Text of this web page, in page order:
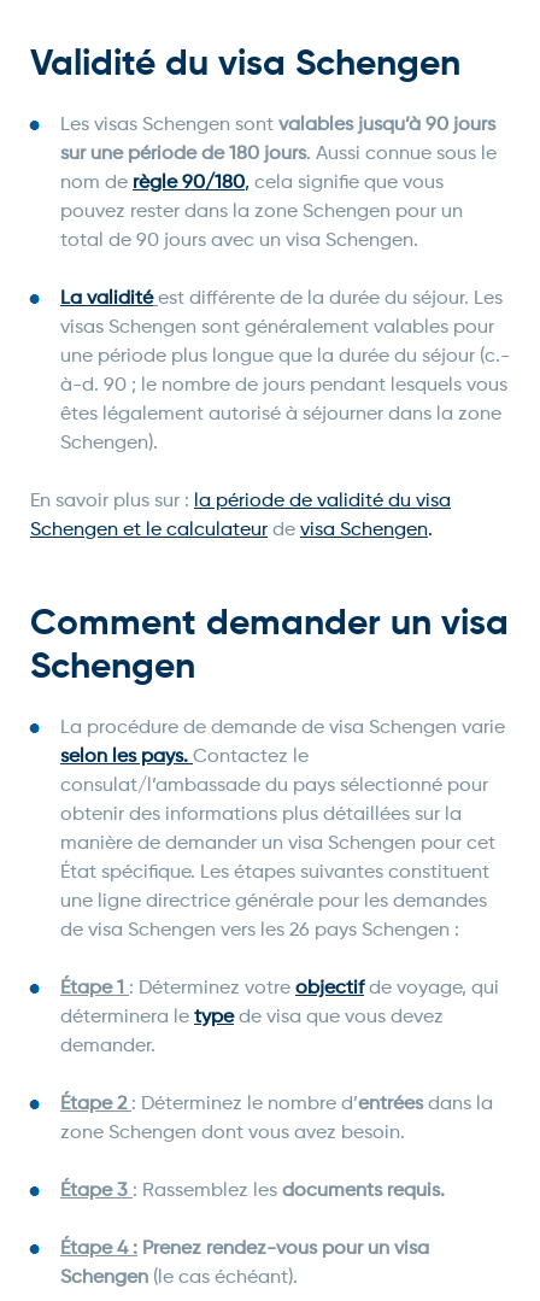
Validité du visa Schengen
Les visas Schengen sont valables jusqu’à 90 jours
sur une période de 180 jours. Aussi connue sous le
nom de règle 90/180, cela signifie que vous
pouvez rester dans la zone Schengen pour un
total de 90 jours avec un visa Schengen.
La validité est différente de la durée du séjour. Les
visas Schengen sont généralement valables pour
une période plus longue que la durée du séjour (c.-
à-d. 90 ; le nombre de jours pendant lesquels vous
êtes légalement autorisé à séjourner dans la zone
Schengen).
En savoir plus sur : la période de validité du visa
Schengen et le calculateur de visa Schengen.
Comment demander un visa
Schengen
La procédure de demande de visa Schengen varie
selon les pays. Contactez le
consulat/l’ambassade du pays sélectionné pour
obtenir des informations plus détaillées sur la
manière de demander un visa Schengen pour cet
État spécifique. Les étapes suivantes constituent
une ligne directrice générale pour les demandes
de visa Schengen vers les 26 pays Schengen :
Étape 1 : Déterminez votre objectifde voyage, qui
déterminera le typede visa que vous devez
demander.
Étape 2 : Déterminez le nombre d’entréesdans la
zone Schengen dont vous avez besoin.
Étape 3 : Rassemblez les documents requis.
Étape 4 : Prenez rendez-vous pour un visa
Schengen (le cas échéant).